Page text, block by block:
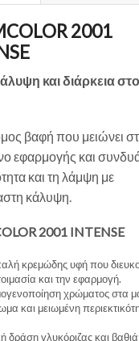
2001
και διάρκεια
βαφή που μειώνει
εφαρμογής και
και τη λάμψη με
κάλυψη.
2001 INTENSE
κρεμώδης υφή που
και την εφαρμογή.
χρώματος στα
και μειωμένη
δράση γλυκόριζας και βαθιά